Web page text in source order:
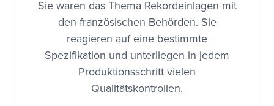
Sie waren das Thema Rekordeinlagen mit
den französischen Behörden. Sie
reagieren auf eine bestimmte
Spezifikation und unterliegen in jedem
Produktionsschritt vielen
Qualitätskontrollen.